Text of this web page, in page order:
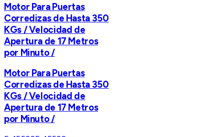
Motor Para Puertas
Corredizas de Hasta 350
KGs / Velocidad de
Apertura de 17 Metros
por Minuto /
Motor Para Puertas
Corredizas de Hasta 350
KGs / Velocidad de
Apertura de 17 Metros
por Minuto /